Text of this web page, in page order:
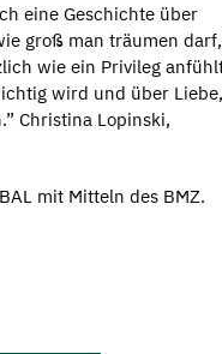
eine Geschichte über
groß man träumen darf,
wie ein Privileg
wird und über Liebe,
Christina Lopinski,
mit Mitteln des BMZ.